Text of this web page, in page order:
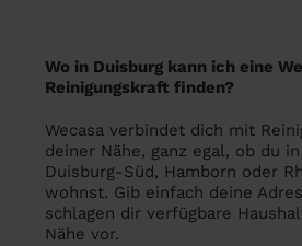
Wo in Duisburg kann ich eine
Reinigungskraft finden?
Wecasa verbindet dich mit
deiner Nähe, ganz egal, ob du
Duisburg-Süd, Hamborn oder
wohnst. Gib einfach deine
schlagen dir verfügbare
Nähe vor.